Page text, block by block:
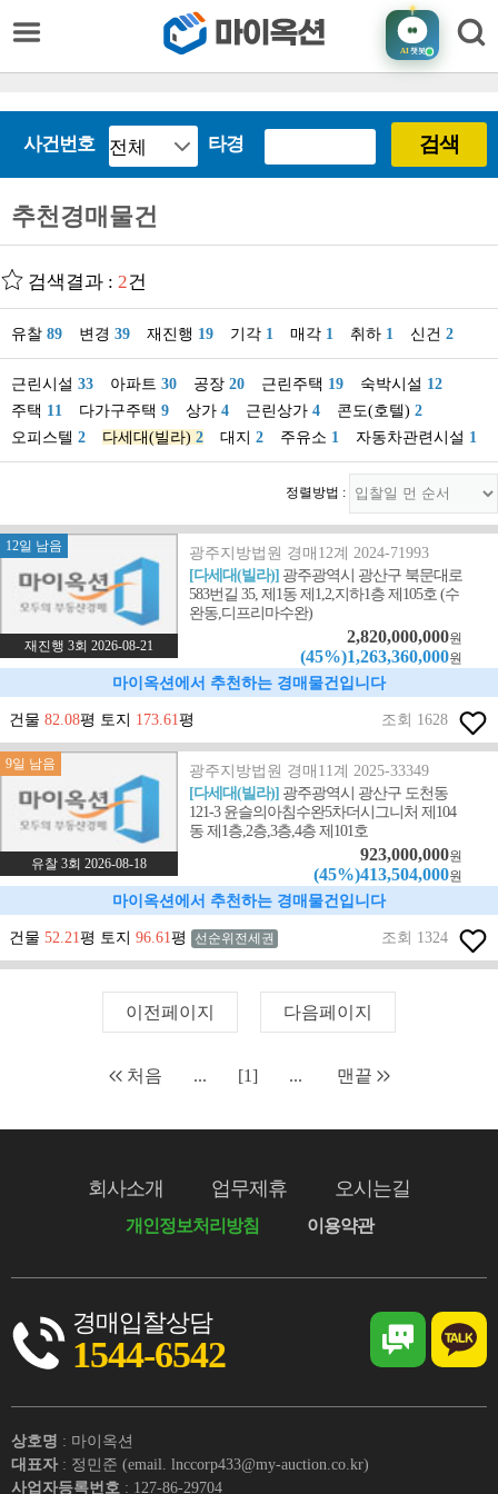
AI챗봇
사건번호 타경 검색
추천경매물건
검색결과 : 2건
유찰 89 변경 39 재진행 19 기각 1 매각 1 취하 1 신건 2
근린시설 33 아파트 30 공장 20 근린주택 19 숙박시설 12
주택 11 다가구주택 9 상가 4 근린상가 4 콘도(호텔) 2
오피스텔 2 다세대(빌라) 2 대지 2 주유소 1 자동차관련시설 1
정렬방법 :
12일 남음
재진행 3회 2026-08-21
광주지방법원 경매12계 2024-71993
[다세대(빌라)] 광주광역시 광산구 북문대로
583번길 35, 제1동 제1,2,지하1층 제105호 (수
완동,디프리마수완)
2,820,000,000원
(45%)1,263,360,000원
마이옥션에서 추천하는 경매물건입니다
건물 82.08평 토지 173.61평 조회 1628
9일 남음
유찰 3회 2026-08-18
광주지방법원 경매11계 2025-33349
[다세대(빌라)] 광주광역시 광산구 도천동
121-3 윤슬의아침수완5차더시그니처 제104
동 제1층,2층,3층,4층 제101호
923,000,000원
(45%)413,504,000원
마이옥션에서 추천하는 경매물건입니다
건물 52.21평 토지 96.61평 선순위전세권 조회 1324
이전페이지 다음페이지
처음 ... [1] ... 맨끝
회사소개 업무제휴 오시는길
개인정보처리방침 이용약관
경매입찰상담
1544-6542
상호명 : 마이옥션
대표자 : 정민준 (email. lnccorp433@my-auction.co.kr)
사업자등록번호 : 127-86-29704